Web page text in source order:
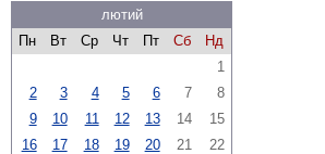
лютий
Пн
Вт Ср Чт Пт Сб
Нд
1
2
3 4 5 6 7
8
9
10 11 12 13 14
15
16
17 18 19 20 21 22